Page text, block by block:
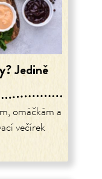
Jedině
omáčkám a
večírek